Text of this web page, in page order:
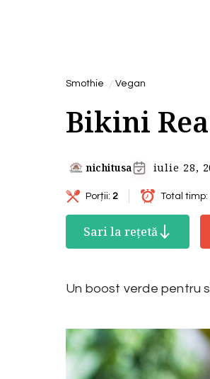
Smothie Vegan
Bikini
nichitusa iulie 28,
Porții: 2 Total timp:
Sari la rețetă
Un boost verde pentru